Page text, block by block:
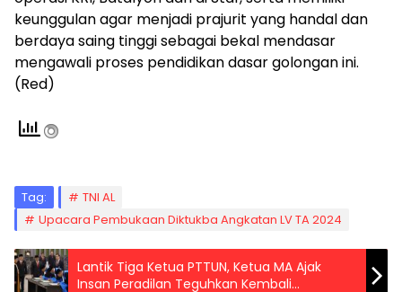
keunggulan agar menjadi prajurit yang handal dan
berdaya saing tinggi sebagai bekal mendasar
mengawali proses pendidikan dasar golongan ini.
(Red)
Tag:
TNI AL
Upacara Pembukaan Diktukba Angkatan LV TA 2024
Lantik Tiga Ketua PTTUN, Ketua MA Ajak
Insan Peradilan Teguhkan Kembali